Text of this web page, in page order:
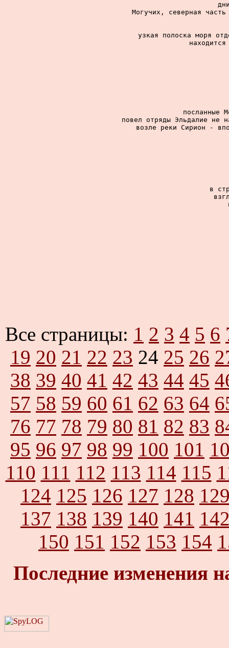
Могучих, северная
узкая полоска моря
посланные
повел отряды Эльдалие не
возле реки Сирион -
в
Все страницы: 1 2 3 4 5 6
19 20 21 22 23 24 25 26
38 39 40 41 42 43 44 45
57 58 59 60 61 62 63 64
76 77 78 79 80 81 82 83
95 96 97 98 99 100 101
110 111 112 113 114 115
124 125 126 127 128
137 138 139 140 141
150 151 152 153 154
Последние изменения